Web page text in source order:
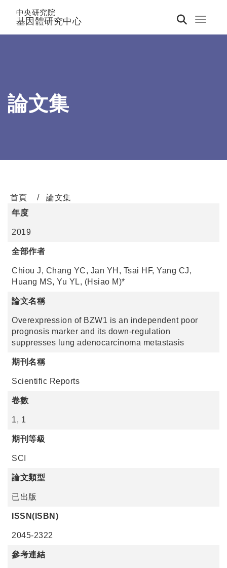
Toggle
中央研究院
基因體研究中心
論文集
首頁
論文集
年度
2019
全部作者
Chiou J, Chang YC, Jan YH, Tsai HF, Yang CJ,
Huang MS, Yu YL, (Hsiao M)*
論文名稱
Overexpression of BZW1 is an independent poor
prognosis marker and its down-regulation
suppresses lung adenocarcinoma metastasis
期刊名稱
Scientific Reports
卷數
1, 1
期刊等級
SCI
論文類型
已出版
ISSN(ISBN)
2045-2322
參考連結